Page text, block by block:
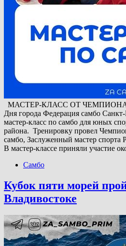
МАСТЕР-КЛАСС ОТ ЧЕМПИОНА В
Дня города Федерация самбо Санкт-
мастер-класс по самбо для юных
района. Тренировку провел
самбо, Заслуженный мастер
В мастер-классе приняли участие
Самбо
Кубок пяти морей
Владивостоке